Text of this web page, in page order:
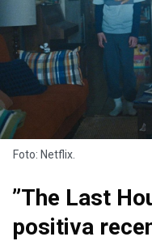
Foto: Netflix.
”The Last
positiva